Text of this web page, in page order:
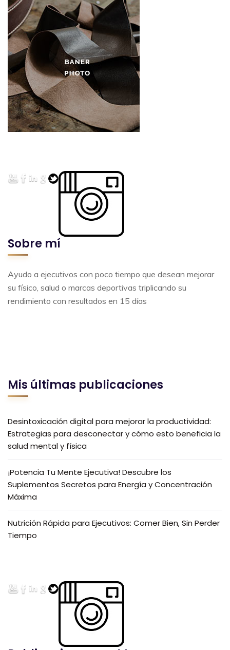
Sobre mí
Ayudo a ejecutivos con poco tiempo que desean mejorar
su físico, salud o marcas deportivas triplicando su
rendimiento con resultados en 15 días
Mis últimas publicaciones
Desintoxicación digital para mejorar la productividad:
Estrategias para desconectar y cómo esto beneficia la
salud mental y física
¡Potencia Tu Mente Ejecutiva! Descubre los
Suplementos Secretos para Energía y Concentración
Máxima
Nutrición Rápida para Ejecutivos: Comer Bien, Sin Perder
Tiempo